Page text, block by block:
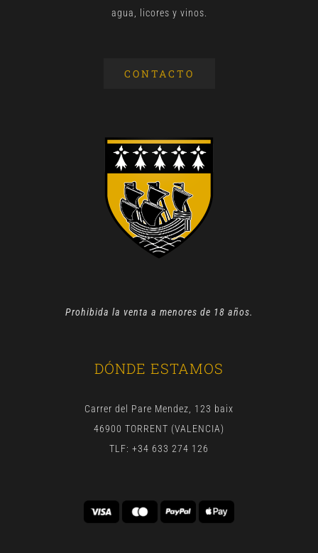
agua, licores y vinos.
CONTACTO
Prohibida la venta a menores de 18 años.
DÓNDE ESTAMOS
Carrer del Pare Mendez, 123 baix
46900 TORRENT (VALENCIA)
TLF: +34 633 274 126